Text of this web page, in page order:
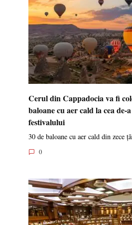
Cerul din Cappadocia va fi
baloane cu aer cald la cea de-
festivalului
30 de baloane cu aer cald din zece
0